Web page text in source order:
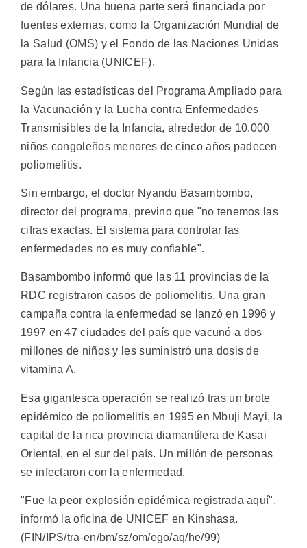
de dólares. Una buena parte será financiada por
fuentes externas, como la Organización Mundial de
la Salud (OMS) y el Fondo de las Naciones Unidas
para la Infancia (UNICEF).
Según las estadísticas del Programa Ampliado para
la Vacunación y la Lucha contra Enfermedades
Transmisibles de la Infancia, alrededor de 10.000
niños congoleños menores de cinco años padecen
poliomelitis.
Sin embargo, el doctor Nyandu Basambombo,
director del programa, previno que "no tenemos las
cifras exactas. El sistema para controlar las
enfermedades no es muy confiable".
Basambombo informó que las 11 provincias de la
RDC registraron casos de poliomelitis. Una gran
campaña contra la enfermedad se lanzó en 1996 y
1997 en 47 ciudades del país que vacunó a dos
millones de niños y les suministró una dosis de
vitamina A.
Esa gigantesca operación se realizó tras un brote
epidémico de poliomelitis en 1995 en Mbuji Mayi, la
capital de la rica provincia diamantífera de Kasai
Oriental, en el sur del país. Un millón de personas
se infectaron con la enfermedad.
"Fue la peor explosión epidémica registrada aquí",
informó la oficina de UNICEF en Kinshasa.
(FIN/IPS/tra-en/bm/sz/om/ego/aq/he/99)